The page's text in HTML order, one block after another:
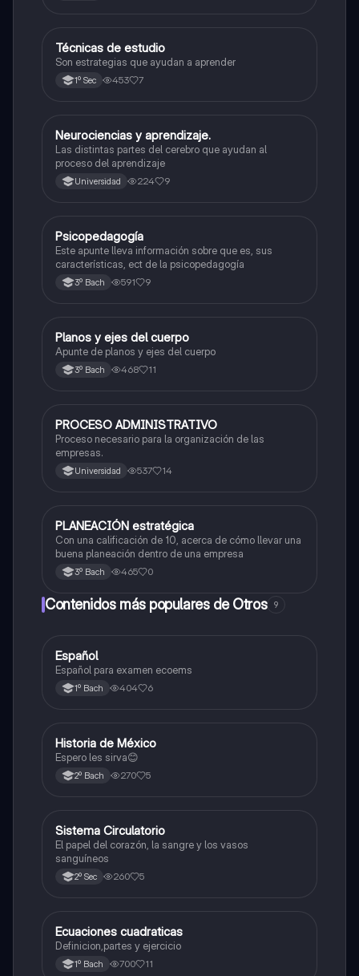
Otros
Técnicas de estudio
Son estrategias que ayudan a aprender
1º Sec 453 7
Otros
Neurociencias y aprendizaje.
Las distintas partes del cerebro que ayudan al
proceso del aprendizaje
Universidad 224 9
Otros
Psicopedagogía
Este apunte lleva información sobre que es, sus
características, ect de la psicopedagogía
3º Bach 591 9
Otros
Planos y ejes del cuerpo
Apunte de planos y ejes del cuerpo
3º Bach 468 11
Otros
PROCESO ADMINISTRATIVO
Proceso necesario para la organización de las
empresas.
Universidad 537 14
Otros
PLANEACIÓN estratégica
Con una calificación de 10, acerca de cómo llevar una
buena planeación dentro de una empresa
3º Bach 465 0
Contenidos más populares de Otros 9
Otros
Español
Español para examen ecoems
1º Bach 404 6
Otros
Historia de México
Espero les sirva😊
2º Bach 270 5
Otros
Sistema Circulatorio
El papel del corazón, la sangre y los vasos
sanguíneos
2º Sec 260 5
Física
Ecuaciones cuadraticas
Definicion,partes y ejercicio
1º Bach 700 11